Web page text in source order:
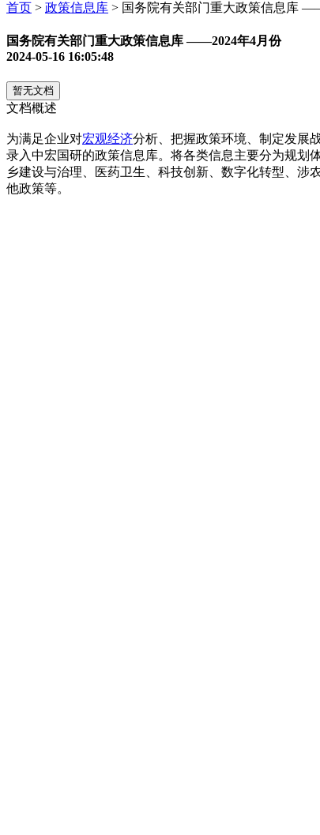
首页 > 政策信息库 > 国务院有关部门重大政策信息库
国务院有关部门重大政策信息库 ——2024年4月份
2024-05-16 16:05:48
暂无文档
文档概述
为满足企业对宏观经济分析、把握政策环境、制定发展
录入中宏国研的政策信息库。将各类信息主要分为规划
乡建设与治理、医药卫生、科技创新、数字化转型、涉
他政策等。